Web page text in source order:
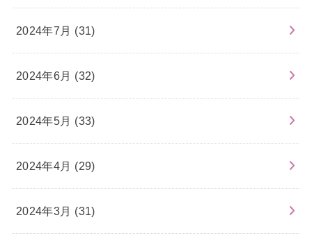
2024年7月 (31)
2024年6月 (32)
2024年5月 (33)
2024年4月 (29)
2024年3月 (31)